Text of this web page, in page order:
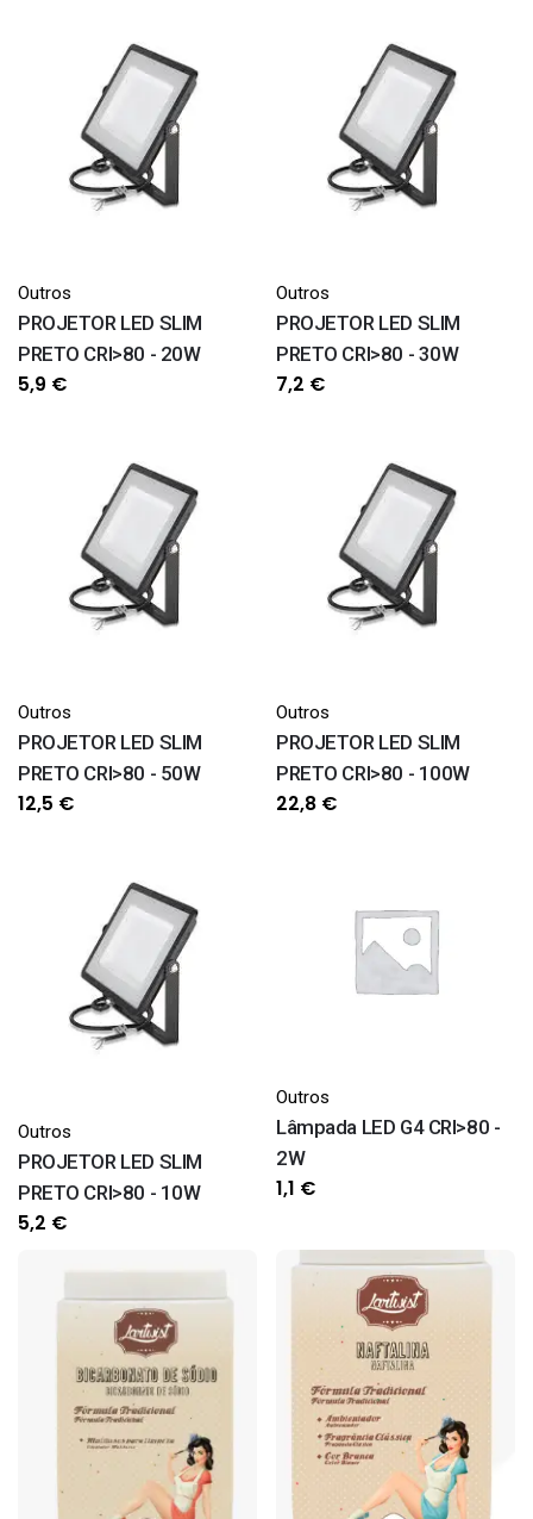
Outros
PROJETOR LED SLIM
PRETO CRI>80 - 20W
5,9 €
Outros
PROJETOR LED SLIM
PRETO CRI>80 - 30W
7,2 €
Outros
PROJETOR LED SLIM
PRETO CRI>80 - 50W
12,5 €
Outros
PROJETOR LED SLIM
PRETO CRI>80 - 100W
22,8 €
Outros
PROJETOR LED SLIM
PRETO CRI>80 - 10W
5,2 €
Outros
Lâmpada LED G4 CRI>80 -
2W
1,1 €